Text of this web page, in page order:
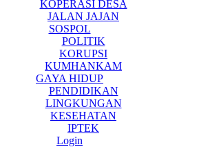
KOPERASI DESA
JALAN JAJAN
SOSPOL
POLITIK
KORUPSI
KUMHANKAM
GAYA HIDUP
PENDIDIKAN
LINGKUNGAN
KESEHATAN
IPTEK
Login